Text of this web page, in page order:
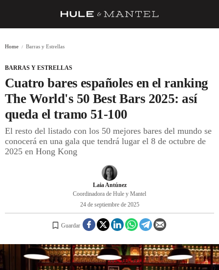
BARRAS Y ESTRELLAS
DÓNDE COMER
ÍDOLOS DE MESAS
CUADERNO DE VIAJE
REGISTRO
INICIAR SESIÓN
Home Barras y Estrellas
BARRAS Y ESTRELLAS
Cuatro bares españoles en el ranking
The World's 50 Best Bars 2025: así
queda el tramo 51-100
El resto del listado con los 50 mejores bares del mundo se
conocerá en una gala que tendrá lugar el 8 de octubre de
2025 en Hong Kong
Laia Antúnez
Coordinadora de Hule y Mantel
24 de septiembre de 2025
Guardar